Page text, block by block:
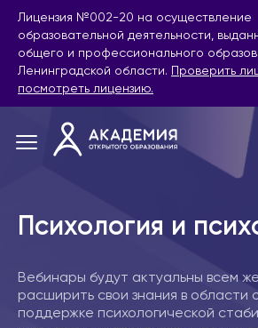
Лицензия №002-20 на осуществление
образовательной деятельности,
общего и профессионального
Ленинградской области.
Проверить
посмотреть лицензию.
Психология и
Вебинары будут актуальны всем
расширить свои знания в области
поддержке психологической